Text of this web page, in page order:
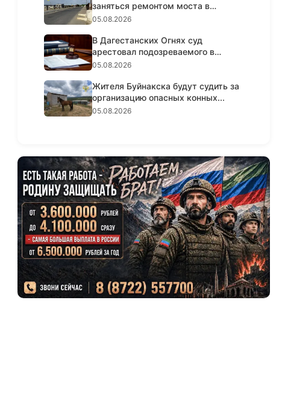
заняться ремонтом моста в
Кизил...
05.08.2026
В Дагестанских Огнях суд
арестовал подозреваемого в
крупном...
05.08.2026
Жителя Буйнакска будут судить за
организацию опасных конных...
05.08.2026